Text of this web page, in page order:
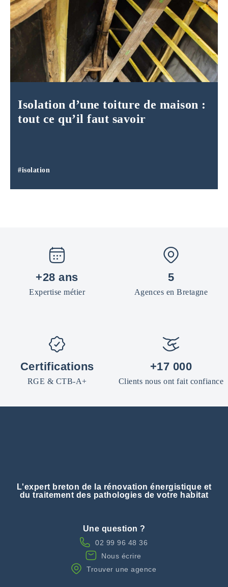
Isolation d’une toiture de maison :
tout ce qu’il faut savoir
#isolation
+28 ans
Expertise métier
5
Agences en Bretagne
Certifications
RGE & CTB-A+
+17 000
Clients nous ont fait confiance
L'expert breton de la rénovation énergistique et
du traitement des pathologies de votre habitat
Une question ?
02 99 96 48 36
Nous écrire
Trouver une agence